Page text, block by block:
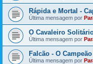
Rápida e Mortal -
Última mensagem por
O Cavaleiro
Última mensagem por
Falcão - O
Última mensagem por